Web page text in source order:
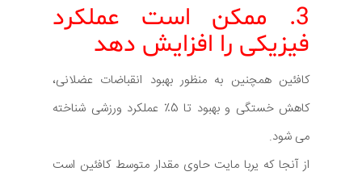
3. ممکن است عملکرد
فیزیکی را افزایش دهد
کافئین همچنین به منظور بهبود انقباضات عضلانی،
کاهش خستگی و بهبود تا 5٪ عملکرد ورزشی شناخته
می شود.
از آنجا که یربا مایت حاوی مقدار متوسط کافئین است